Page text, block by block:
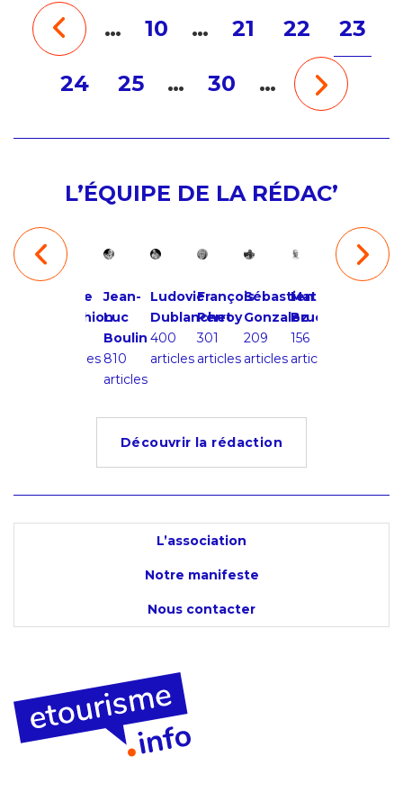
… 10 … 21 22 23
24 25 … 30 …
L’ÉQUIPE DE LA RÉDAC’
Brice
Duthion
articles
Jean-
Luc
Boulin
810
articles
Ludovic
Dublanchet
400
articles
François
Perroy
301
articles
Sébastien
Gonzalez
209
articles
Mathieu
Bruc
156
articles
Découvrir la rédaction
L’association
Notre manifeste
Nous contacter